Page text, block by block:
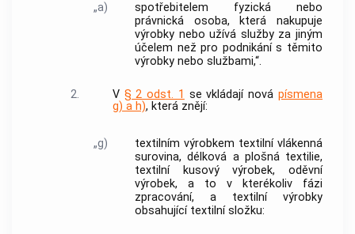
„a)
spotřebitelem fyzická nebo
právnická osoba, která nakupuje
výrobky nebo užívá služby za jiným
účelem než pro podnikání s těmito
výrobky nebo službami,“.
2. V § 2 odst. 1 se vkládají novápísmena
g) a h), která znějí:
„g)
textilním výrobkem textilní vlákenná
surovina, délková a plošná textilie,
textilní kusový výrobek, oděvní
výrobek, a to v kterékoliv fázi
zpracování, a textilní výrobky
obsahující textilní složku: